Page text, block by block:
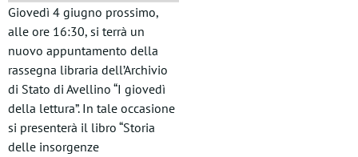
Giovedì 4 giugno prossimo,
alle ore 16:30, si terrà un
nuovo appuntamento della
rassegna libraria dell’Archivio
di Stato di Avellino “I giovedì
della lettura”. In tale occasione
si presenterà il libro “Storia
delle insorgenze